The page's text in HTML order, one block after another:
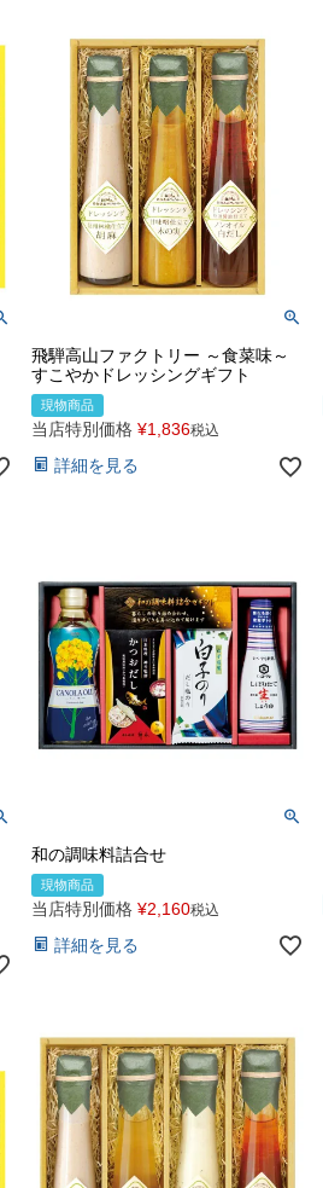
飛騨高山ファクトリー ～食菜味～
すこやかドレッシングギフト
現物商品
当店特別価格 ¥1,836税込
詳細を見る
和の調味料詰合せ
現物商品
当店特別価格 ¥2,160税込
詳細を見る